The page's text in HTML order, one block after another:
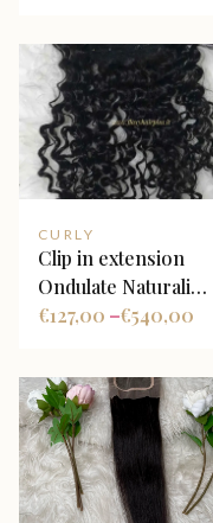
CURLY
Clip in extension
Ondulate Naturali
colore nero Naturale
127,00
€ – 540,00
€